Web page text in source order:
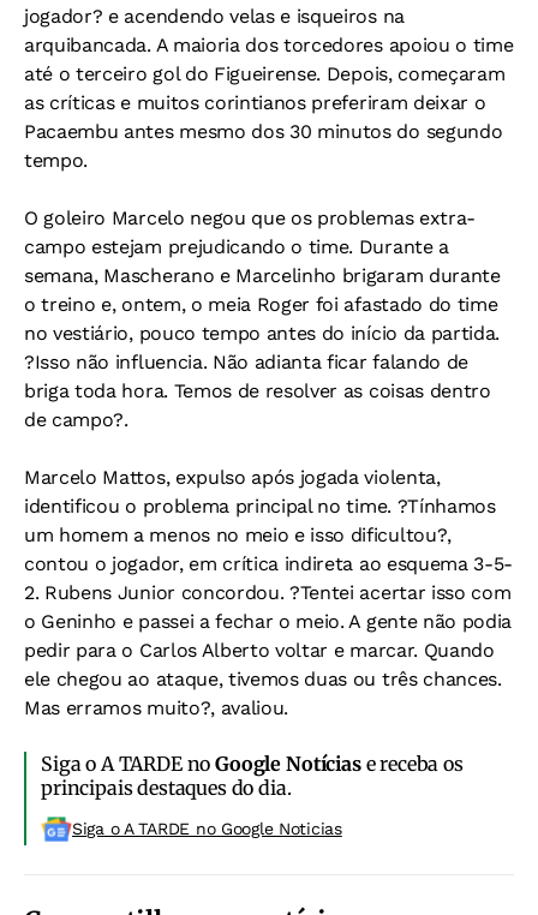
jogador? e acendendo velas e isqueiros na
arquibancada. A maioria dos torcedores apoiou o time
até o terceiro gol do Figueirense. Depois, começaram
as críticas e muitos corintianos preferiram deixar o
Pacaembu antes mesmo dos 30 minutos do segundo
tempo.
O goleiro Marcelo negou que os problemas extra-
campo estejam prejudicando o time. Durante a
semana, Mascherano e Marcelinho brigaram durante
o treino e, ontem, o meia Roger foi afastado do time
no vestiário, pouco tempo antes do início da partida.
?Isso não influencia. Não adianta ficar falando de
briga toda hora. Temos de resolver as coisas dentro
de campo?.
Marcelo Mattos, expulso após jogada violenta,
identificou o problema principal no time. ?Tínhamos
um homem a menos no meio e isso dificultou?,
contou o jogador, em crítica indireta ao esquema 3-5-
2. Rubens Junior concordou. ?Tentei acertar isso com
o Geninho e passei a fechar o meio. A gente não podia
pedir para o Carlos Alberto voltar e marcar. Quando
ele chegou ao ataque, tivemos duas ou três chances.
Mas erramos muito?, avaliou.
Siga o A TARDE noGoogle Notíciase receba os
principais destaques do dia.
Siga o A TARDE no Google Noticias